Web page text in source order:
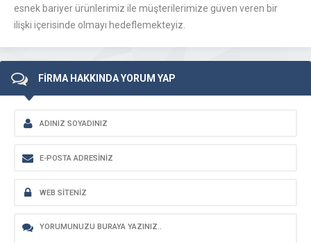
esnek bariyer ürünlerimiz ile müşterilerimize güven veren bir
ilişki içerisinde olmayı hedeflemekteyiz.
FİRMA HAKKINDA YORUM YAP